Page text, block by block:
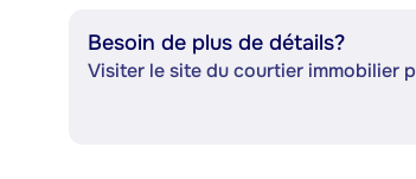
Besoin de plus de détails?
Visiter le site du courtier immobilier